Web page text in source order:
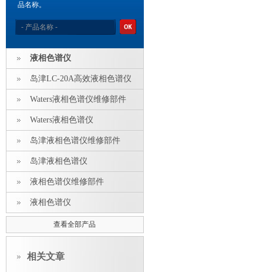
品名称。
液相色谱仪
岛津LC-20A高效液相色谱仪
Waters液相色谱仪维修部件
Waters液相色谱仪
岛津液相色谱仪维修部件
岛津液相色谱仪
液相色谱仪维修部件
液相色谱仪
查看全部产品
相关文章